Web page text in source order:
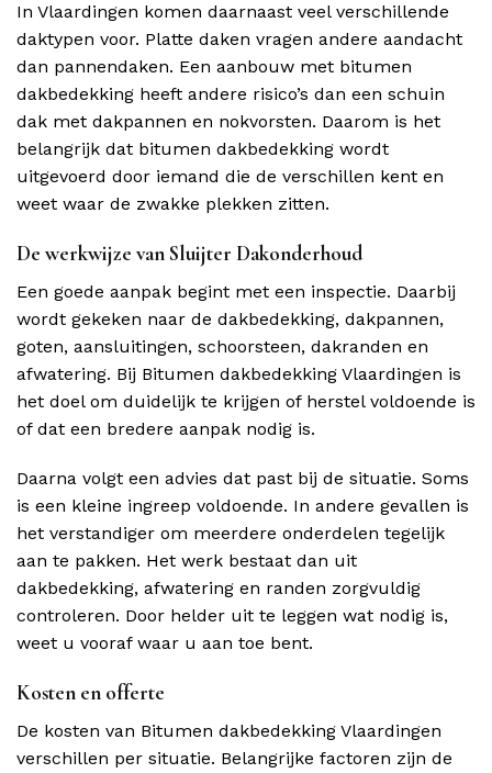
In Vlaardingen komen daarnaast veel verschillende
daktypen voor. Platte daken vragen andere aandacht
dan pannendaken. Een aanbouw met bitumen
dakbedekking heeft andere risico’s dan een schuin
dak met dakpannen en nokvorsten. Daarom is het
belangrijk dat bitumen dakbedekking wordt
uitgevoerd door iemand die de verschillen kent en
weet waar de zwakke plekken zitten.
De werkwijze van Sluijter Dakonderhoud
Een goede aanpak begint met een inspectie. Daarbij
wordt gekeken naar de dakbedekking, dakpannen,
goten, aansluitingen, schoorsteen, dakranden en
afwatering. Bij Bitumen dakbedekking Vlaardingen is
het doel om duidelijk te krijgen of herstel voldoende is
of dat een bredere aanpak nodig is.
Daarna volgt een advies dat past bij de situatie. Soms
is een kleine ingreep voldoende. In andere gevallen is
het verstandiger om meerdere onderdelen tegelijk
aan te pakken. Het werk bestaat dan uit
dakbedekking, afwatering en randen zorgvuldig
controleren. Door helder uit te leggen wat nodig is,
weet u vooraf waar u aan toe bent.
Kosten en offerte
De kosten van Bitumen dakbedekking Vlaardingen
verschillen per situatie. Belangrijke factoren zijn de